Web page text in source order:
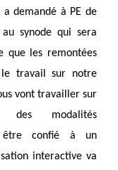
demandé à PE de
synode qui sera
que les remontées
le travail sur notre
vont travailler sur
des modalités
être confié à un
interactive va